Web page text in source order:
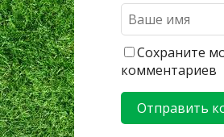
Сохраните
комментариев